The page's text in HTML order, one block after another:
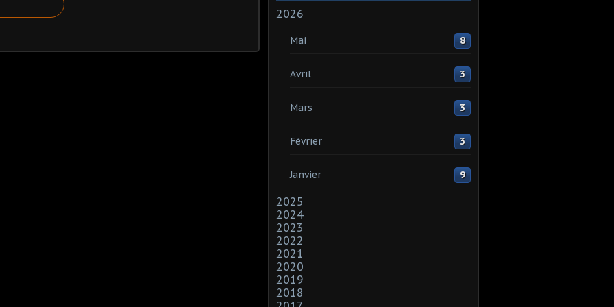
2026
Mai 8
Avril 3
Mars 3
Février 3
Janvier 9
2025
2024
2023
2022
2021
2020
2019
2018